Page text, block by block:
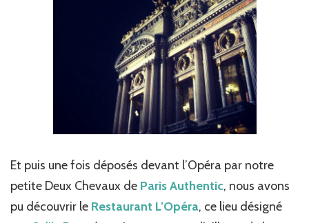
Et puis une fois déposés devant l’Opéra par notre
petite Deux Chevaux de Paris Authentic, nous avons
pu découvrir le Restaurant L’Opéra, ce lieu désigné